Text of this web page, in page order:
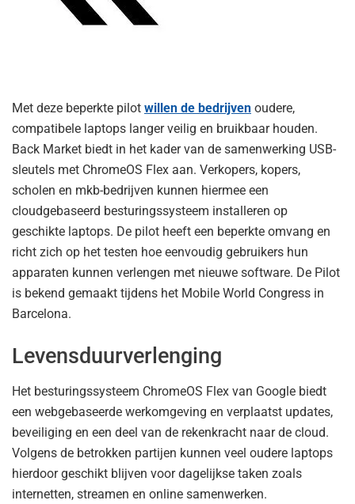
Met deze beperkte pilot willen de bedrijven oudere,
compatibele laptops langer veilig en bruikbaar houden.
Back Market biedt in het kader van de samenwerking USB-
sleutels met ChromeOS Flex aan. Verkopers, kopers,
scholen en mkb-bedrijven kunnen hiermee een
cloudgebaseerd besturingssysteem installeren op
geschikte laptops. De pilot heeft een beperkte omvang en
richt zich op het testen hoe eenvoudig gebruikers hun
apparaten kunnen verlengen met nieuwe software. De Pilot
is bekend gemaakt tijdens het Mobile World Congress in
Barcelona.
Levensduurverlenging
Het besturingssysteem ChromeOS Flex van Google biedt
een webgebaseerde werkomgeving en verplaatst updates,
beveiliging en een deel van de rekenkracht naar de cloud.
Volgens de betrokken partijen kunnen veel oudere laptops
hierdoor geschikt blijven voor dagelijkse taken zoals
internetten, streamen en online samenwerken.